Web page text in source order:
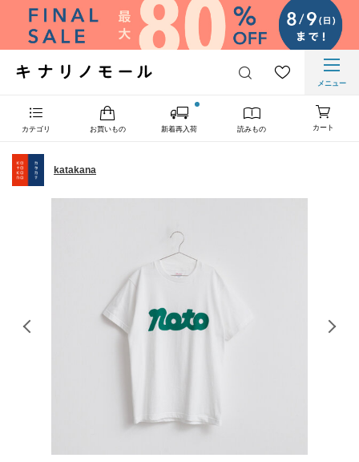
メニュー
カテゴリ お買いもの 新着再入荷 読みもの カート
katakana